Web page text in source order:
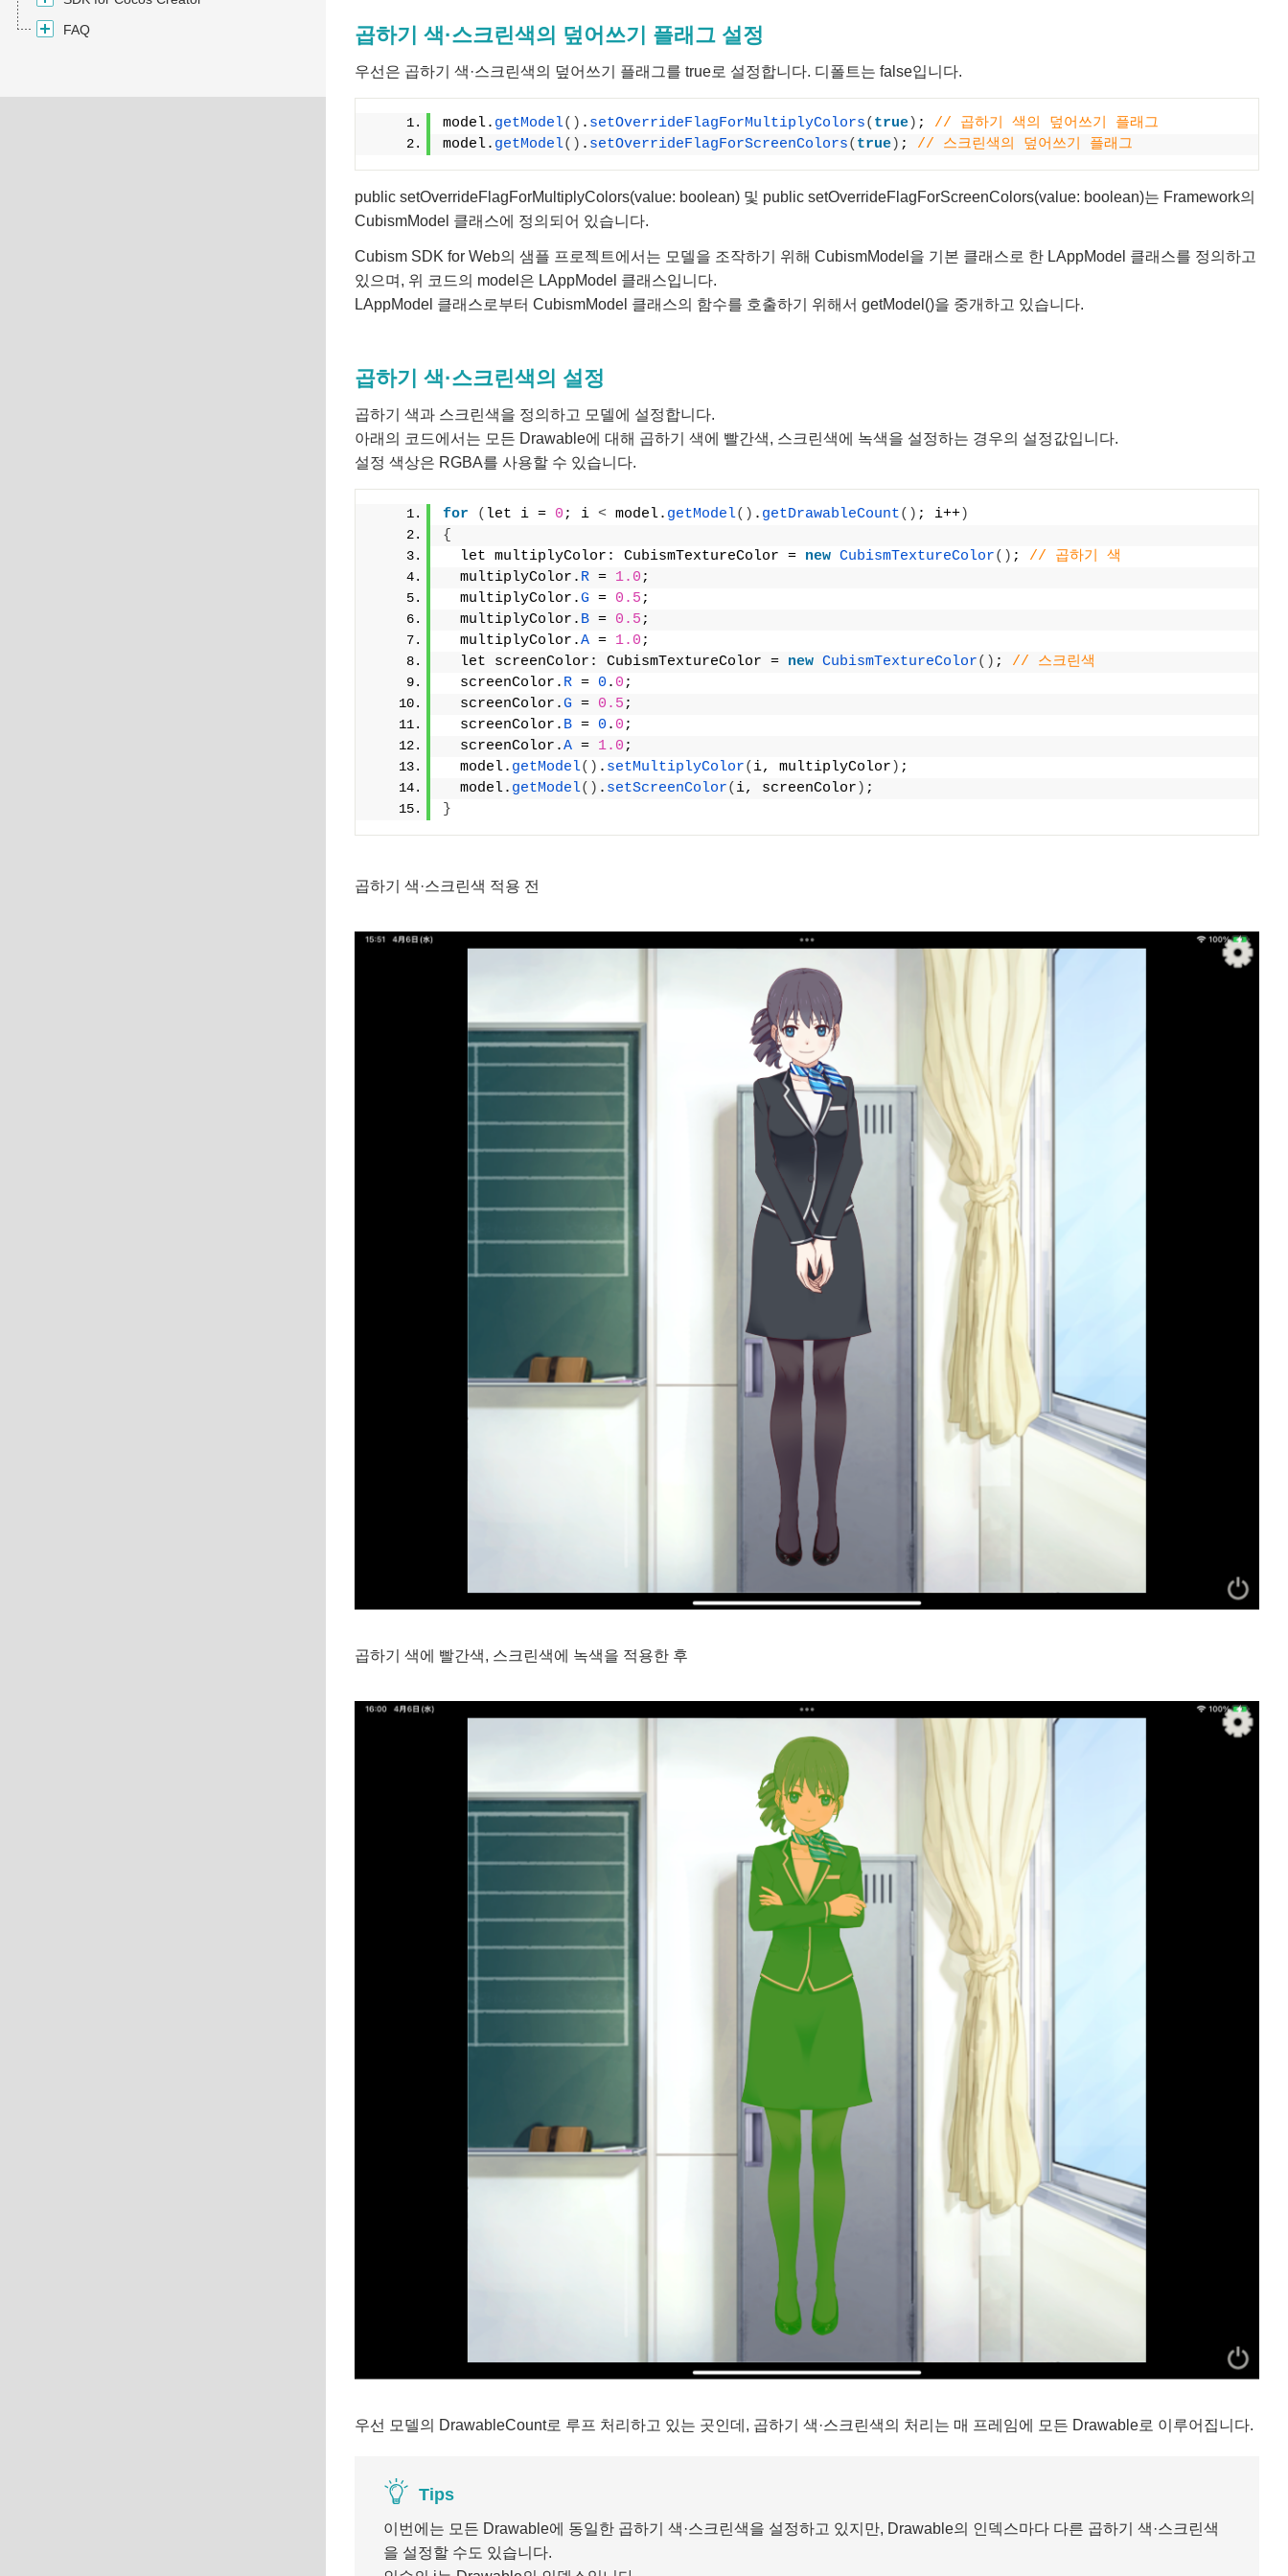
FAQ
곱하기 색·스크린색의 덮어쓰기 플래그 설정
우선은 곱하기 색·스크린색의 덮어쓰기 플래그를 true로 설정합니다. 디폴트는 false입니다.
model. getModel() . setOverrideFlagForMultiplyColors( true) ; // 곱하기 색의 덮어쓰기 플래그
model. getModel() . setOverrideFlagForScreenColors( true) ; // 스크린색의 덮어쓰기 플래그
public setOverrideFlagForMultiplyColors(value: boolean) 및 public setOverrideFlagForScreenColors(value: boolean)는 Framework의
CubismModel 클래스에 정의되어 있습니다.
Cubism SDK for Web의 샘플 프로젝트에서는 모델을 조작하기 위해 CubismModel을 기본 클래스로 한 LAppModel 클래스를 정의하고
있으며, 위 코드의 model은 LAppModel 클래스입니다.
LAppModel 클래스로부터 CubismModel 클래스의 함수를 호출하기 위해서 getModel()을 중개하고 있습니다.
곱하기 색·스크린색의 설정
곱하기 색과 스크린색을 정의하고 모델에 설정합니다.
아래의 코드에서는 모든 Drawable에 대해 곱하기 색에 빨간색, 스크린색에 녹색을 설정하는 경우의 설정값입니다.
설정 색상은 RGBA를 사용할 수 있습니다.
for ( let i = 0 ; i < model. getModel() . getDrawableCount() ; i++)
{
  let multiplyColor: CubismTextureColor =
new CubismTextureColor() ; // 곱하기 색
  multiplyColor.
R = 1.0 ;
  multiplyColor.
G = 0.5 ;
  multiplyColor.
B = 0.5 ;
  multiplyColor.
A = 1.0 ;
  let screenColor: CubismTextureColor =
new CubismTextureColor() ; // 스크린색
  screenColor.
R = 0 . 0 ;
  screenColor.
G = 0.5 ;
  screenColor.
B = 0 . 0 ;
  screenColor.
A = 1.0 ;
  model.
getModel() . setMultiplyColor( i, multiplyColor ) ;
  model.
getModel() . setScreenColor( i, screenColor ) ;
}
곱하기 색·스크린색 적용 전
곱하기 색에 빨간색, 스크린색에 녹색을 적용한 후
우선 모델의 DrawableCount로 루프 처리하고 있는 곳인데, 곱하기 색·스크린색의 처리는 매 프레임에 모든 Drawable로 이루어집니다.
Tips
이번에는 모든 Drawable에 동일한 곱하기 색·스크린색을 설정하고 있지만, Drawable의 인덱스마다 다른 곱하기 색·스크린색
을 설정할 수도 있습니다.